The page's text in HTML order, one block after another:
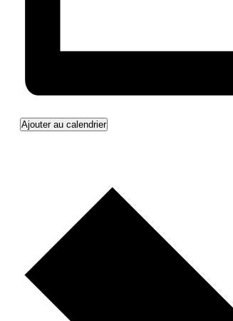
Ajouter au calendrier